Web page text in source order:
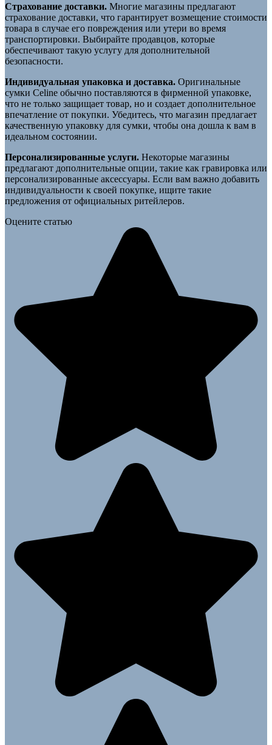
Страхование доставки. Многие магазины предлагают
страхование доставки, что гарантирует возмещение стоимости
товара в случае его повреждения или утери во время
транспортировки. Выбирайте продавцов, которые
обеспечивают такую услугу для дополнительной
безопасности.
Индивидуальная упаковка и доставка. Оригинальные
сумки Celine обычно поставляются в фирменной упаковке,
что не только защищает товар, но и создает дополнительное
впечатление от покупки. Убедитесь, что магазин предлагает
качественную упаковку для сумки, чтобы она дошла к вам в
идеальном состоянии.
Персонализированные услуги. Некоторые магазины
предлагают дополнительные опции, такие как гравировка или
персонализированные аксессуары. Если вам важно добавить
индивидуальности к своей покупке, ищите такие
предложения от официальных ритейлеров.
Оцените статью